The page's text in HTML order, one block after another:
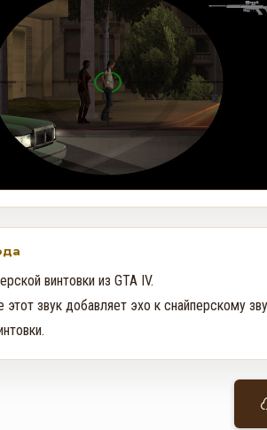
винтовки из GTA IV.
звук добавляет эхо к снайперскому